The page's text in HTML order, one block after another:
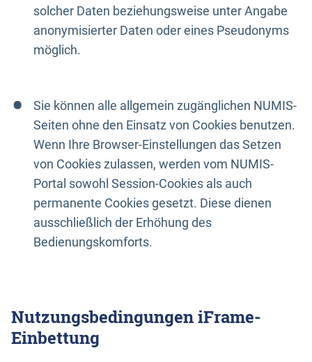
solcher Daten beziehungsweise unter Angabe
anonymisierter Daten oder eines Pseudonyms
möglich.
Sie können alle allgemein zugänglichen NUMIS-
Seiten ohne den Einsatz von Cookies benutzen.
Wenn Ihre Browser-Einstellungen das Setzen
von Cookies zulassen, werden vom NUMIS-
Portal sowohl Session-Cookies als auch
permanente Cookies gesetzt. Diese dienen
ausschließlich der Erhöhung des
Bedienungskomforts.
Nutzungsbedingungen iFrame-
Einbettung